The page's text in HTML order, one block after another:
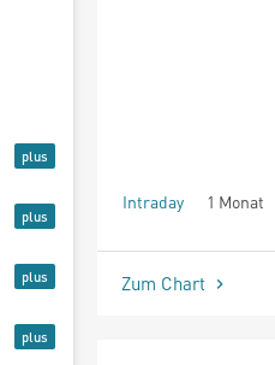
Intraday 1 Monat
seit Beginn
Zum Chart